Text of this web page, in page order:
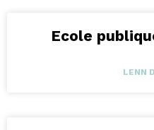
Ecole
LENN